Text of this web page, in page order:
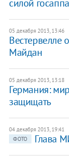
силой
05 декабря 2013, 13:46
Вестервелле
Майдан
05 декабря 2013, 13:18
Германия:
защищать
04 декабря 2013, 19:41
ФОТО
Глава